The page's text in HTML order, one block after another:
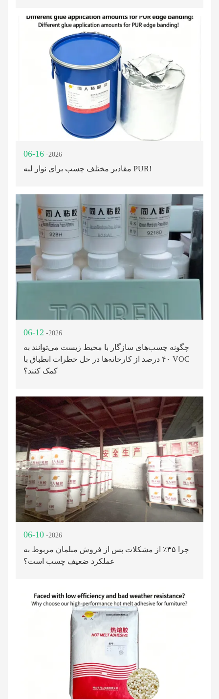
06-16 -2026
مقادیر مختلف چسب برای نوار لبه PUR!
06-12 -2026
چگونه چسب‌های سازگار با محیط زیست می‌توانند به
۴۰ درصد از کارخانه‌ها در حل خطرات انطباق با VOC
کمک کنند؟
06-10 -2026
چرا ۳۵٪ از مشکلات پس از فروش مبلمان مربوط به
عملکرد ضعیف چسب است؟